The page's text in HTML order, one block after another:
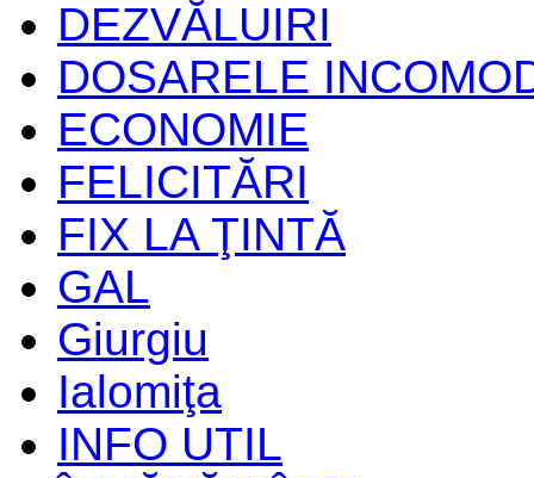
DEZVĂLUIRI
DOSARELE
ECONOMIE
FELICITĂRI
FIX LA ŢINTĂ
GAL
Giurgiu
Ialomiţa
INFO UTIL